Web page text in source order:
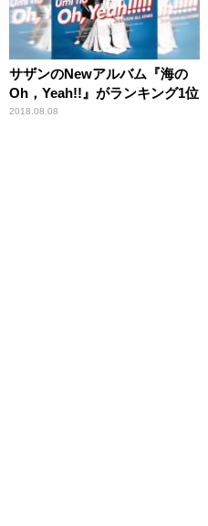
サザンのNewアルバム『海の
Oh，Yeah!!』がランキング1位
2018.08.08